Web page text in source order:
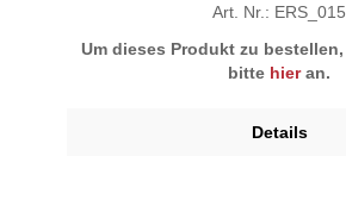
Art. Nr.: ERS_015
Um dieses Produkt zu
bitte hieran.
Details